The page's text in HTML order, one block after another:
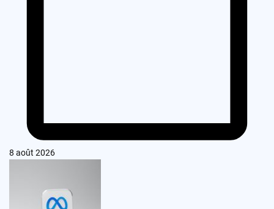
8 août 2026